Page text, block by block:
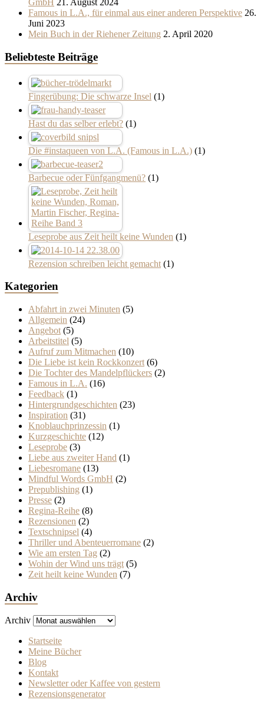
GmbH 21. August 2024
Famous in L.A., für einmal aus einer anderen Perspektive 26.
Juni 2023
Mein Buch in der Riehener Zeitung 2. April 2020
Beliebteste Beiträge
Fingerübung: Die schwarze Insel (1)
Hast du das selber erlebt? (1)
Die #instaqueen von L.A. (Famous in L.A.) (1)
Barbecue oder Fünfgangmenü? (1)
Leseprobe aus Zeit heilt keine Wunden (1)
Rezension schreiben leicht gemacht (1)
Kategorien
Abfahrt in zwei Minuten (5)
Allgemein (24)
Angebot (5)
Arbeitstitel (5)
Aufruf zum Mitmachen (10)
Die Liebe ist kein Rockkonzert (6)
Die Tochter des Mandelpflückers (2)
Famous in L.A. (16)
Feedback (1)
Hintergrundgeschichten (23)
Inspiration (31)
Knoblauchprinzessin (1)
Kurzgeschichte (12)
Leseprobe (3)
Liebe aus zweiter Hand (1)
Liebesromane (13)
Mindful Words GmbH (2)
Prepublishing (1)
Presse (2)
Regina-Reihe (8)
Rezensionen (2)
Textschnipsel (4)
Thriller und Abenteuerromane (2)
Wie am ersten Tag (2)
Wohin der Wind uns trägt (5)
Zeit heilt keine Wunden (7)
Archiv
Archiv
Startseite
Meine Bücher
Blog
Kontakt
Newsletter oder Kaffee von gestern
Rezensionsgenerator